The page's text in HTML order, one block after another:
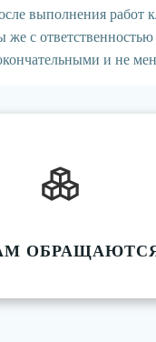
выполнения работ
с ответственностью
и не